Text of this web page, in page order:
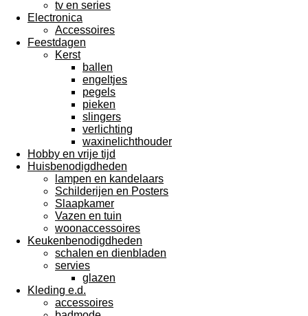
tv en series
Electronica
Accessoires
Feestdagen
Kerst
ballen
engeltjes
pegels
pieken
slingers
verlichting
waxinelichthouder
Hobby en vrije tijd
Huisbenodigdheden
lampen en kandelaars
Schilderijen en Posters
Slaapkamer
Vazen en tuin
woonaccessoires
Keukenbenodigdheden
schalen en dienbladen
servies
glazen
Kleding e.d.
accessoires